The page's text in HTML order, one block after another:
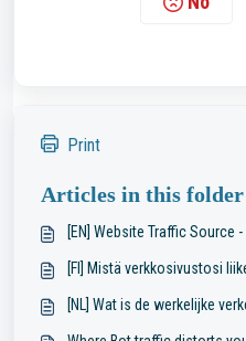
Print
Articles in this
[EN] Website Traffic Source
[FI] Mistä verkkosivustosi
[NL] Wat is de werkelijke